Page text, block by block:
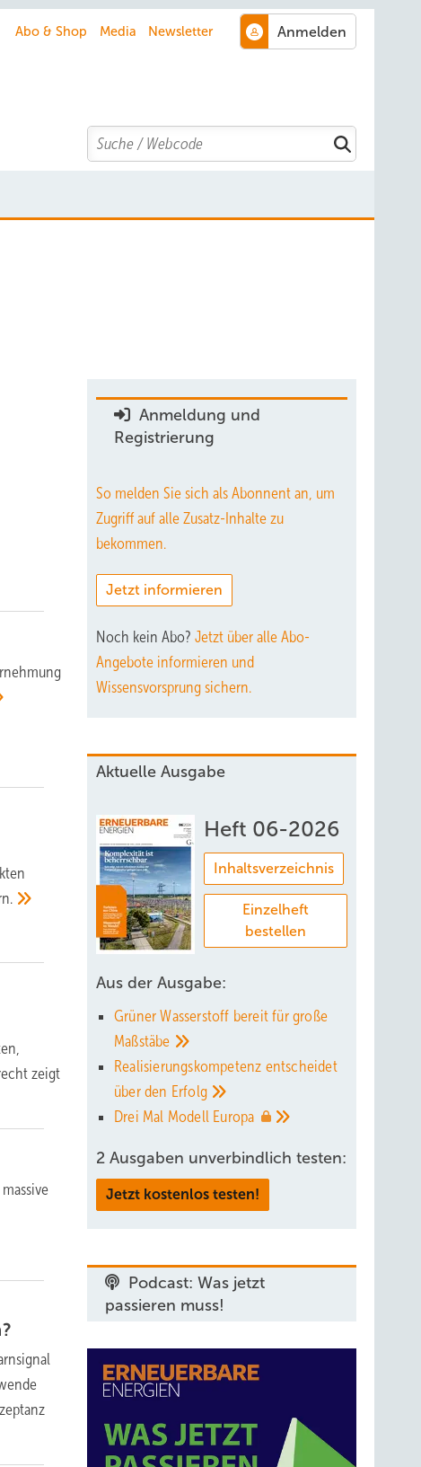
Abo & Shop Media Newsletter
Search
zeigt
Anmeldung und
Registrierung
So melden Sie sich als Abonnent an, um
Zugriff auf alle Zusatz-Inhalte zu
bekommen.
Jetzt informieren
Noch kein Abo? Jetzt über alle Abo-
Angebote informieren und
Wissensvorsprung sichern.
Aktuelle Ausgabe
Heft 06-2026
Inhaltsverzeichnis
Einzelheft
bestellen
Aus der Ausgabe:
Grüner Wasserstoff bereit für große
Maßstäbe
Realisierungskompetenz entscheidet
über den Erfolg
Drei Mal Modell Europa
2 Ausgaben unverbindlich testen:
Jetzt kostenlos testen!
Podcast: Was jetzt
passieren muss!